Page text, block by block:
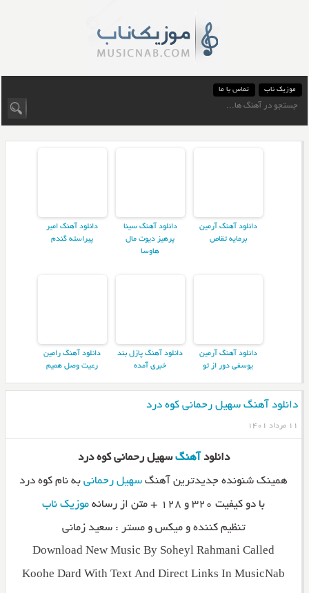
موزیک ناب تماس با ما
دانلود آهنگ آرمین
برمایه تقاص
دانلود آهنگ سینا
پرهیز دیوت مال
هاوسا
دانلود آهنگ امیر
پیراسته گندم
دانلود آهنگ آرمین
یوسفی دور از تو
دانلود آهنگ پازل بند
خبری آمده
دانلود آهنگ رامین
رعیت وصل همیم
دانلود آهنگ سهیل رحمانی کوه درد
۱۱ مرداد ۱۴۰۱
دانلود آهنگسهیل رحمانی کوه درد
همینک شنونده جدیدترین آهنگ سهیل رحمانیبه نام کوه درد
با دو کیفیت ۳۲۰ و ۱۲۸ + متن از رسانه
موزیک ناب
تنظیم کننده و میکس و مستر : سعید زمانی
Download New Music By Soheyl Rahmani Called
Koohe Dard With Text And Direct Links In MusicNab